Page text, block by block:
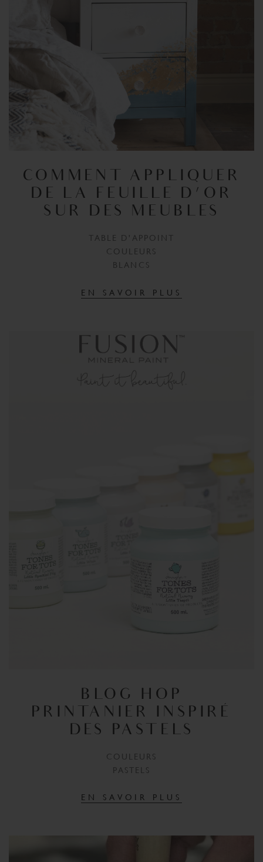
COMMENT APPLIQUER
DE LA FEUILLE D'OR
SUR DES MEUBLES
TABLE D'APPOINT
COULEURS
BLANCS
EN SAVOIR PLUS
BLOG HOP
PRINTANIER INSPIRÉ
DES PASTELS
COULEURS
PASTELS
EN SAVOIR PLUS